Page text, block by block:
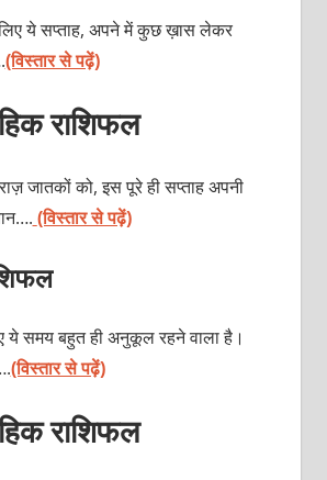
ये सप्ताह, अपने में कुछ ख़ास लेकर
(विस्तार से पढ़ें)
राशिफल
जातकों को, इस पूरे ही सप्ताह अपनी
(विस्तार से पढ़ें)
ये समय बहुत ही अनुकूल रहने वाला है।
(विस्तार से पढ़ें)
राशिफल